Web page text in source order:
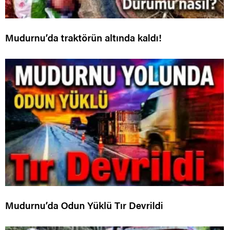
Mudurnu’da traktörün altında kaldı!
Mudurnu’da Odun Yüklü Tır Devrildi